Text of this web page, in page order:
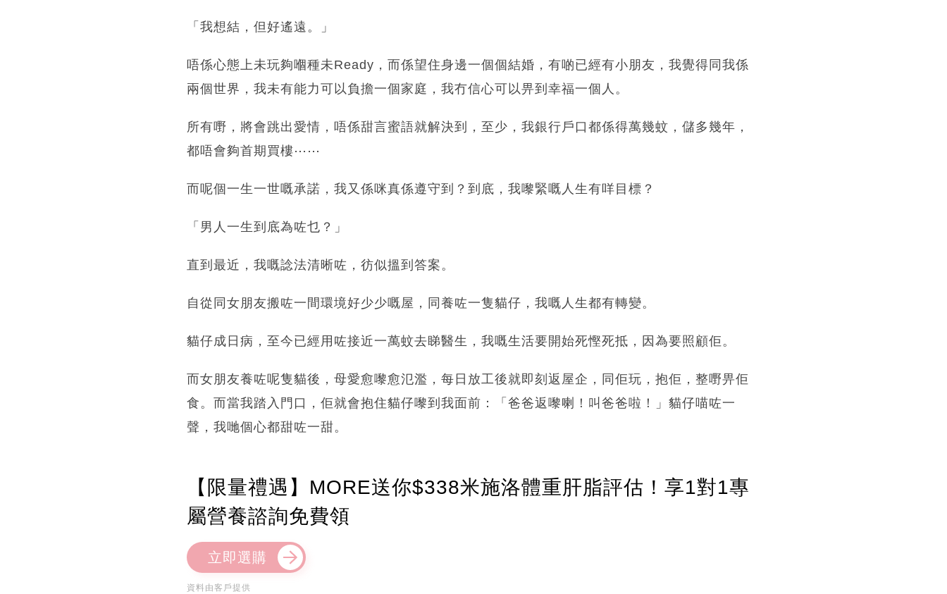
「我想結，但好遙遠。」
唔係心態上未玩夠嗰種未Ready，而係望住身邊一個個結婚，有啲已經有小朋友，我覺得同我係
兩個世界，我未有能力可以負擔一個家庭，我冇信心可以畀到幸福一個人。
所有嘢，將會跳出愛情，唔係甜言蜜語就解決到，至少，我銀行戶口都係得萬幾蚊，儲多幾年，
都唔會夠首期買樓⋯⋯
而呢個一生一世嘅承諾，我又係咪真係遵守到？到底，我嚟緊嘅人生有咩目標？
「男人一生到底為咗乜？」
直到最近，我嘅諗法清晰咗，彷似搵到答案。
自從同女朋友搬咗一間環境好少少嘅屋，同養咗一隻貓仔，我嘅人生都有轉變。
貓仔成日病，至今已經用咗接近一萬蚊去睇醫生，我嘅生活要開始死慳死抵，因為要照顧佢。
而女朋友養咗呢隻貓後，母愛愈嚟愈氾濫，每日放工後就即刻返屋企，同佢玩，抱佢，整嘢畀佢
食。而當我踏入門口，佢就會抱住貓仔嚟到我面前：「爸爸返嚟喇！叫爸爸啦！」貓仔喵咗一
聲，我哋個心都甜咗一甜。
【限量禮遇】MORE送你$338米施洛體重肝脂評估！享1對1專
屬營養諮詢免費領
立即選購
資料由客戶提供